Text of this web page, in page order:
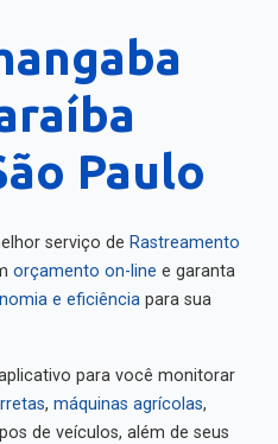
Paulo
serviço de Rastreamento
orçamento on-line e garanta
e eficiência para sua
para você monitorar
, máquinas agrícolas,
de veículos, além de seus